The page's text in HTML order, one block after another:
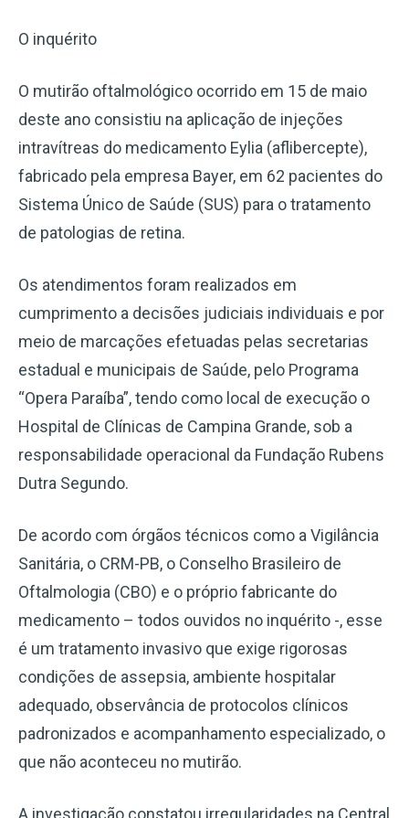
O inquérito
O mutirão oftalmológico ocorrido em 15 de maio
deste ano consistiu na aplicação de injeções
intravítreas do medicamento Eylia (aflibercepte),
fabricado pela empresa Bayer, em 62 pacientes do
Sistema Único de Saúde (SUS) para o tratamento
de patologias de retina.
Os atendimentos foram realizados em
cumprimento a decisões judiciais individuais e por
meio de marcações efetuadas pelas secretarias
estadual e municipais de Saúde, pelo Programa
“Opera Paraíba”, tendo como local de execução o
Hospital de Clínicas de Campina Grande, sob a
responsabilidade operacional da Fundação Rubens
Dutra Segundo.
De acordo com órgãos técnicos como a Vigilância
Sanitária, o CRM-PB, o Conselho Brasileiro de
Oftalmologia (CBO) e o próprio fabricante do
medicamento – todos ouvidos no inquérito -, esse
é um tratamento invasivo que exige rigorosas
condições de assepsia, ambiente hospitalar
adequado, observância de protocolos clínicos
padronizados e acompanhamento especializado, o
que não aconteceu no mutirão.
A investigação constatou irregularidades na Central